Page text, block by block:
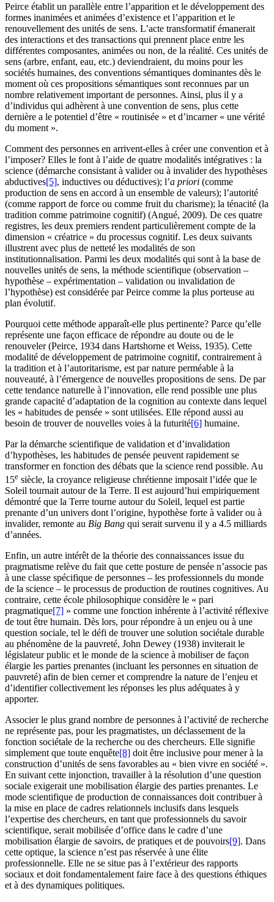
Peirce établit un parallèle entre l’apparition et le développement des
formes inanimées et animées d’existence et l’apparition et le
renouvellement des unités de sens. L’acte transformatif émanerait
des interactions et des transactions qui prennent place entre les
différentes composantes, animées ou non, de la réalité. Ces unités de
sens (arbre, enfant, eau, etc.) deviendraient, du moins pour les
sociétés humaines, des conventions sémantiques dominantes dès le
moment où ces propositions sémantiques sont reconnues par un
nombre relativement important de personnes. Ainsi, plus il y a
d’individus qui adhèrent à une convention de sens, plus cette
dernière a le potentiel d’être « routinisée » et d’incarner « une vérité
du moment ».
Comment des personnes en arrivent-elles à créer une convention et à
l’imposer? Elles le font à l’aide de quatre modalités intégratives : la
science (démarche consistant à valider ou à invalider des hypothèses
abductives[5], inductives ou déductives); l’a priori (comme
production de sens en accord à un ensemble de valeurs); l’autorité
(comme rapport de force ou comme fruit du charisme); la ténacité (la
tradition comme patrimoine cognitif) (Angué, 2009). De ces quatre
registres, les deux premiers rendent particulièrement compte de la
dimension « créatrice » du processus cognitif. Les deux suivants
illustrent avec plus de netteté les modalités de son
institutionnalisation. Parmi les deux modalités qui sont à la base de
nouvelles unités de sens, la méthode scientifique (observation –
hypothèse – expérimentation – validation ou invalidation de
l’hypothèse) est considérée par Peirce comme la plus porteuse au
plan évolutif.
Pourquoi cette méthode apparaît-elle plus pertinente? Parce qu’elle
représente une façon efficace de répondre au doute ou de le
renouveler (Peirce, 1934 dans Hartshorne et Weiss, 1935). Cette
modalité de développement de patrimoine cognitif, contrairement à
la tradition et à l’autoritarisme, est par nature perméable à la
nouveauté, à l’émergence de nouvelles propositions de sens. De par
cette tendance naturelle à l’innovation, elle rend possible une plus
grande capacité d’adaptation de la cognition au contexte dans lequel
les « habitudes de pensée » sont utilisées. Elle répond aussi au
besoin de trouver de nouvelles voies à la futurité[6] humaine.
Par la démarche scientifique de validation et d’invalidation
d’hypothèses, les habitudes de pensée peuvent rapidement se
transformer en fonction des débats que la science rend possible. Au
15e siècle, la croyance religieuse chrétienne imposait l’idée que le
Soleil tournait autour de la Terre. Il est aujourd’hui empiriquement
démontré que la Terre tourne autour du Soleil, lequel est partie
prenante d’un univers dont l’origine, hypothèse forte à valider ou à
invalider, remonte au Big Bang qui serait survenu il y a 4.5 milliards
d’années.
Enfin, un autre intérêt de la théorie des connaissances issue du
pragmatisme relève du fait que cette posture de pensée n’associe pas
à une classe spécifique de personnes – les professionnels du monde
de la science – le processus de production de routines cognitives. Au
contraire, cette école philosophique considère le « pari
pragmatique[7] » comme une fonction inhérente à l’activité réflexive
de tout être humain. Dès lors, pour répondre à un enjeu ou à une
question sociale, tel le défi de trouver une solution sociétale durable
au phénomène de la pauvreté, John Dewey (1938) inviterait le
législateur public et le monde de la science à mobiliser de façon
élargie les parties prenantes (incluant les personnes en situation de
pauvreté) afin de bien cerner et comprendre la nature de l’enjeu et
d’identifier collectivement les réponses les plus adéquates à y
apporter.
Associer le plus grand nombre de personnes à l’activité de recherche
ne représente pas, pour les pragmatistes, un déclassement de la
fonction sociétale de la recherche ou des chercheurs. Elle signifie
simplement que toute enquête[8] doit être inclusive pour mener à la
construction d’unités de sens favorables au « bien vivre en société ».
En suivant cette injonction, travailler à la résolution d’une question
sociale exigerait une mobilisation élargie des parties prenantes. Le
mode scientifique de production de connaissances doit contribuer à
la mise en place de cadres relationnels inclusifs dans lesquels
l’expertise des chercheurs, en tant que professionnels du savoir
scientifique, serait mobilisée d’office dans le cadre d’une
mobilisation élargie de savoirs, de pratiques et de pouvoirs[9]. Dans
cette optique, la science n’est pas réservée à une élite
professionnelle. Elle ne se situe pas à l’extérieur des rapports
sociaux et doit fondamentalement faire face à des questions éthiques
et à des dynamiques politiques.